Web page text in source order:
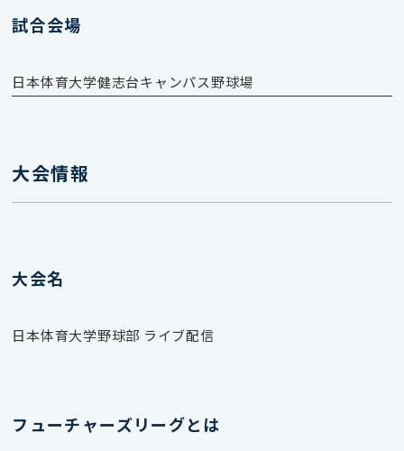
試合会場
日本体育大学健志台キャンパス野球場
大会情報
大会名
日本体育大学野球部 ライブ配信
フューチャーズリーグとは